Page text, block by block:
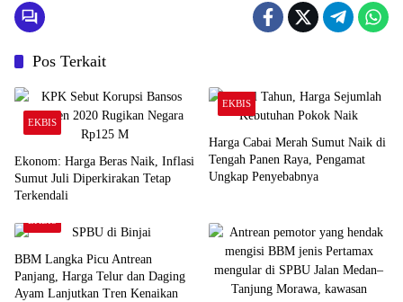
Pos Terkait
EKBIS
Ekonom: Harga Beras Naik, Inflasi
Sumut Juli Diperkirakan Tetap
Terkendali
EKBIS
Harga Cabai Merah Sumut Naik di
Tengah Panen Raya, Pengamat
Ungkap Penyebabnya
BBM Langka Picu Antrean
Panjang, Harga Telur dan Daging
Ayam Lanjutkan Tren Kenaikan